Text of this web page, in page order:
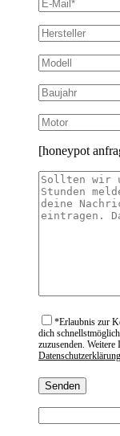
[honeypot
*Erlaubnis zur
dich
zuzusenden.